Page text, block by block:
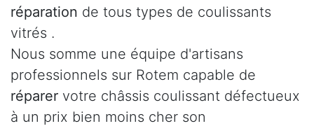
réparation de tous types de coulissants
vitrés .
Nous somme une équipe d'artisans
professionnels sur Rotem capable de
réparer votre châssis coulissant défectueux
à un prix bien moins cher son